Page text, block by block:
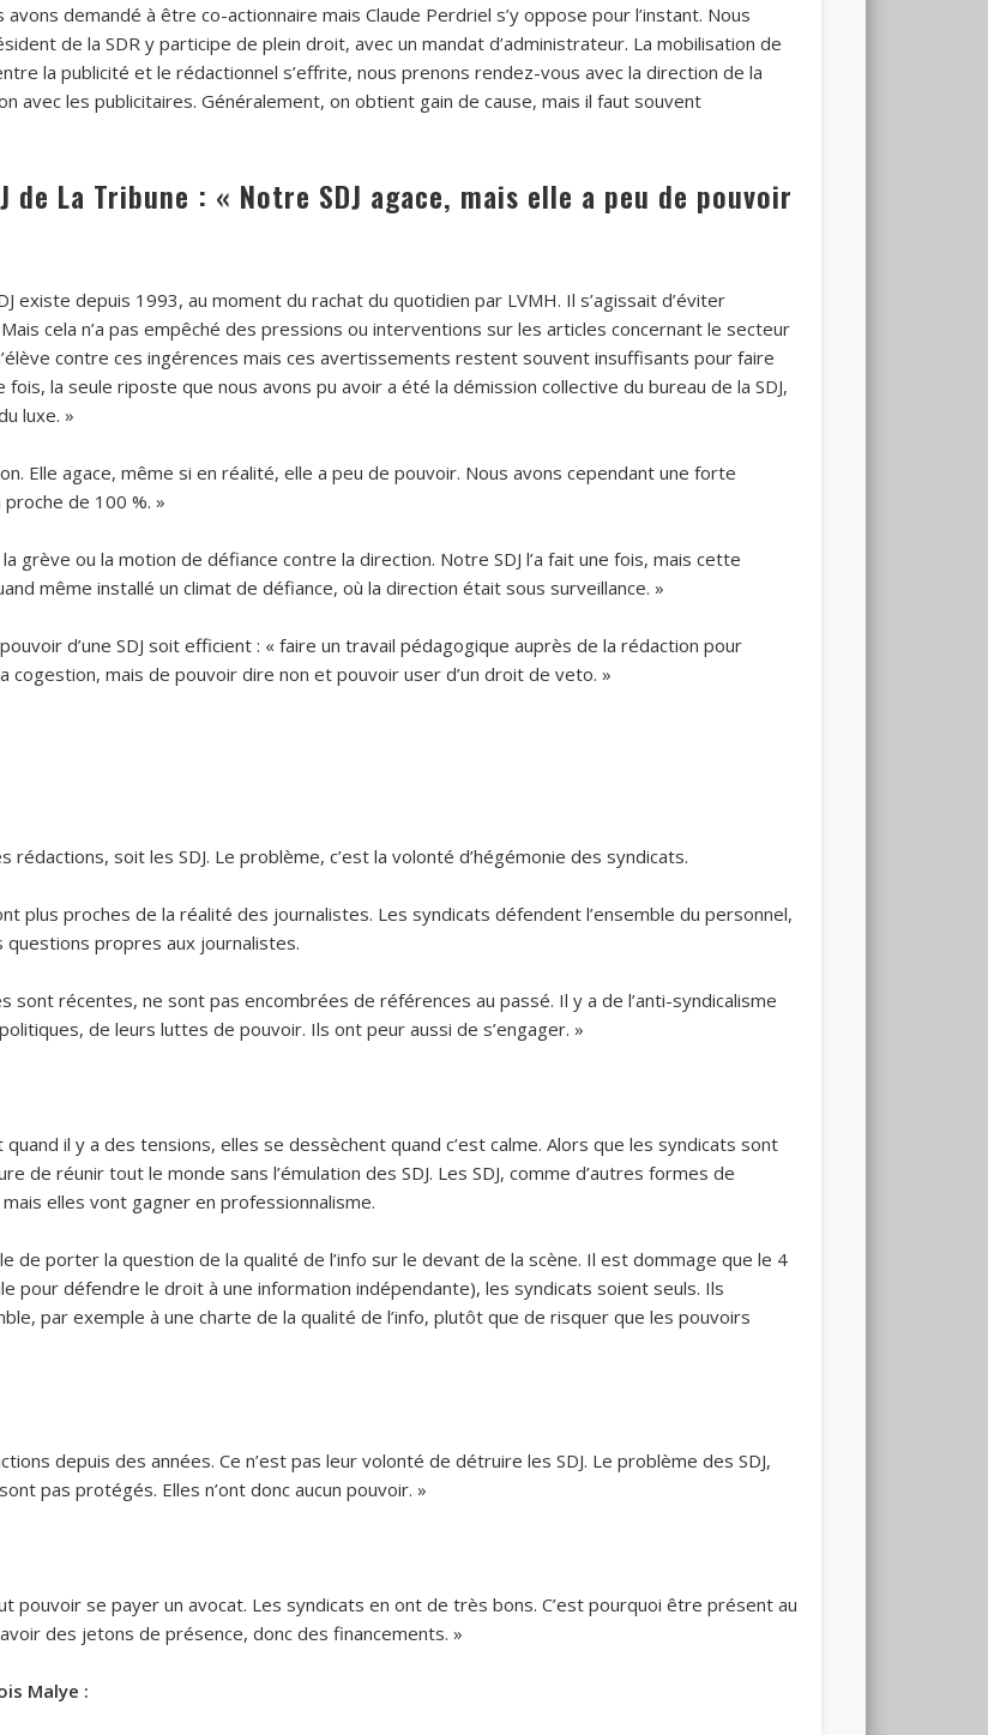
demandé à être co-actionnaire mais Claude Perdriel s’y oppose pour l’instant. Nous
de la SDR y participe de plein droit, avec un mandat d’administrateur. La mobilisation de
la publicité et le rédactionnel s’effrite, nous prenons rendez-vous avec la direction de la
avec les publicitaires. Généralement, on obtient gain de cause, mais il faut souvent
de La Tribune : « Notre SDJ agace, mais elle a peu de pouvoir
existe depuis 1993, au moment du rachat du quotidien par LVMH. Il s’agissait d’éviter
cela n’a pas empêché des pressions ou interventions sur les articles concernant le secteur
contre ces ingérences mais ces avertissements restent souvent insuffisants pour faire
la seule riposte que nous avons pu avoir a été la démission collective du bureau de la SDJ,
luxe. »
Elle agace, même si en réalité, elle a peu de pouvoir. Nous avons cependant une forte
de 100 %. »
grève ou la motion de défiance contre la direction. Notre SDJ l’a fait une fois, mais cette
même installé un climat de défiance, où la direction était sous surveillance. »
d’une SDJ soit efficient : « faire un travail pédagogique auprès de la rédaction pour
cogestion, mais de pouvoir dire non et pouvoir user d’un droit de veto. »
soit les SDJ. Le problème, c’est la volonté d’hégémonie des syndicats.
plus proches de la réalité des journalistes. Les syndicats défendent l’ensemble du personnel,
propres aux journalistes.
sont récentes, ne sont pas encombrées de références au passé. Il y a de l’anti-syndicalisme
de leurs luttes de pouvoir. Ils ont peur aussi de s’engager. »
il y a des tensions, elles se dessèchent quand c’est calme. Alors que les syndicats sont
de réunir tout le monde sans l’émulation des SDJ. Les SDJ, comme d’autres formes de
elles vont gagner en professionnalisme.
de porter la question de la qualité de l’info sur le devant de la scène. Il est dommage que le 4
pour défendre le droit à une information indépendante), les syndicats soient seuls. Ils
par exemple à une charte de la qualité de l’info, plutôt que de risquer que les pouvoirs
depuis des années. Ce n’est pas leur volonté de détruire les SDJ. Le problème des SDJ,
pas protégés. Elles n’ont donc aucun pouvoir. »
pouvoir se payer un avocat. Les syndicats en ont de très bons. C’est pourquoi être présent au
des jetons de présence, donc des financements. »
Malye :